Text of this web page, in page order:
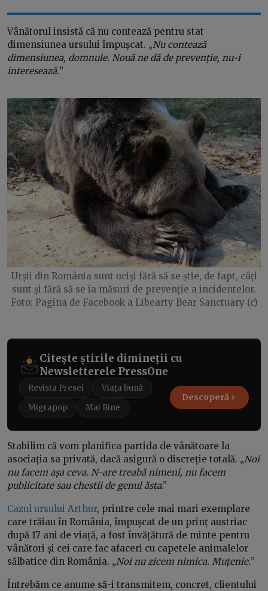
Vânătorul insistă că nu contează pentru stat
dimensiunea ursului împușcat. „Nu contează
dimensiunea, domnule. Nouă ne dă de prevenție, nu-i
interesează.”
Urșii din România sunt uciși fără să se știe, de fapt, câți
sunt și fără să se ia măsuri de prevenție a incidentelor.
Foto: Pagina de Facebook a Libearty Bear Sanctuary (c)
Citește știrile dimineții cu
Newsletterele PressOne
Revista Presei
Viața bună
Migrapop
Mai Bine
Descoperă
Stabilim că vom planifica partida de vânătoare la
asociația sa privată, dacă asigură o discreție totală. „Noi
nu facem așa ceva. N-are treabă nimeni, nu facem
publicitate sau chestii de genul ăsta.”
Cazul ursului Arthur, printre cele mai mari exemplare
care trăiau în România, împușcat de un prinț austriac
după 17 ani de viață, a fost învățătură de minte pentru
vânători și cei care fac afaceri cu capetele animalelor
sălbatice din România. „Noi nu zicem nimica. Muțenie.”
Întrebăm ce anume să-i transmitem, concret, clientului